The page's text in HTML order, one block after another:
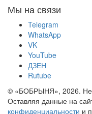
Мы на связи
Telegram
WhatsApp
VK
YouTube
ДЗЕН
Rutube
© «БОБРЫНЯ», 2026. Не
Оставляя данные на
конфиденциальности и